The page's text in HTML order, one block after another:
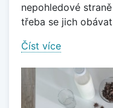
nepohledové
třeba se jich
Číst více